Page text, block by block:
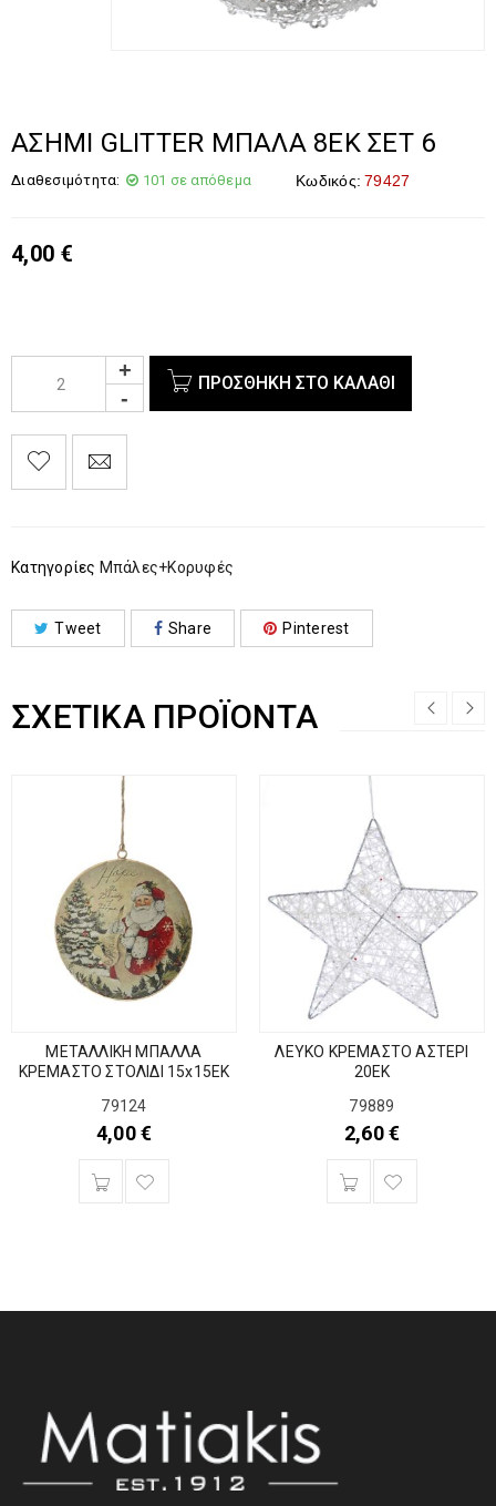
ΑΣΗΜΙ GLITTER ΜΠΑΛΑ 8ΕΚ ΣΕΤ 6
Διαθεσιμότητα: 101 σε απόθεμα Κωδικός: 79427
4,00 €
ΠΡΟΣΘΉΚΗ ΣΤΟ ΚΑΛΆΘΙ
Κατηγορίες Μπάλες+Κορυφές
Tweet Share Pinterest
ΣΧΕΤΙΚΆ ΠΡΟΪΌΝΤΑ
ΜΕΤΑΛΛΙΚΗ ΜΠΑΛΛΑ
ΚΡΕΜΑΣΤΟ ΣΤΟΛΙΔΙ 15x15EK
79124
4,00€
ΛΕΥΚΟ ΚΡΕΜΑΣΤΟ ΑΣΤΕΡΙ
20ΕΚ
79889
2,60€